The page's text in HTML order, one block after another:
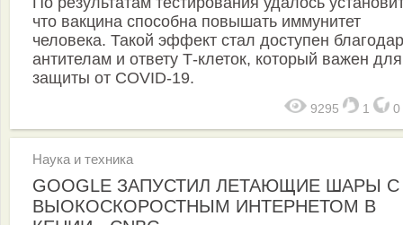
что вакцина способна повышать иммунитет
человека. Такой эффект стал доступен
антителам и ответу Т-клеток, который важен для
защиты от COVID-19.
9295 1 0
Наука и техника
GOOGLE ЗАПУСТИЛ ЛЕТАЮЩИЕ ШАРЫ С
ВЫОКОСКОРОСТНЫМ ИНТЕРНЕТОМ В